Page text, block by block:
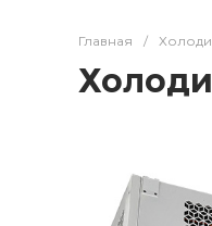
Главная /